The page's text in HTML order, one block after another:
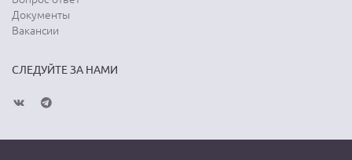
Документы
Вакансии
СЛЕДУЙТЕ ЗА НАМИ